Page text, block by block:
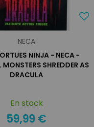
NECA
NINJA - NECA -
MONSTERS SHREDDER AS
DRACULA
En stock
59,99 €